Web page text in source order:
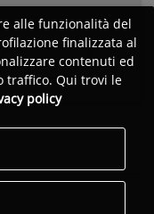
Stoner metal
alle funzionalità del
finalizzata al
contenuti ed
traffico. Qui trovi le
policy